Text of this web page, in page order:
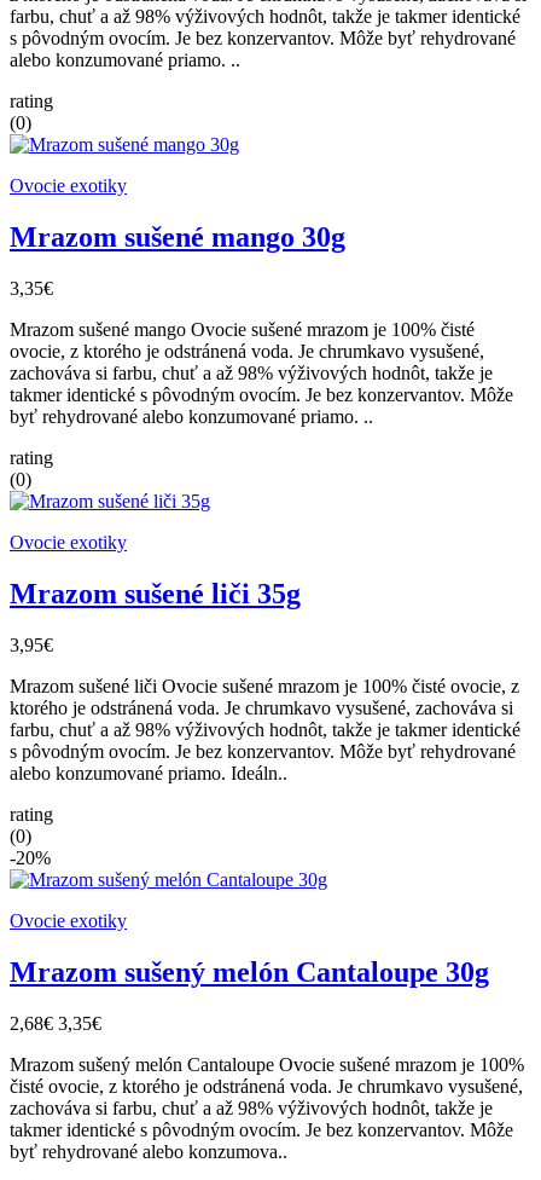
farbu, chuť a až 98% výživových hodnôt, takže je takmer identické
s pôvodným ovocím. Je bez konzervantov. Môže byť rehydrované
alebo konzumované priamo. ..
rating
(0)
Ovocie exotiky
Mrazom sušené mango 30g
3,35€
Mrazom sušené mango Ovocie sušené mrazom je 100% čisté
ovocie, z ktorého je odstránená voda. Je chrumkavo vysušené,
zachováva si farbu, chuť a až 98% výživových hodnôt, takže je
takmer identické s pôvodným ovocím. Je bez konzervantov. Môže
byť rehydrované alebo konzumované priamo. ..
rating
(0)
Ovocie exotiky
Mrazom sušené liči 35g
3,95€
Mrazom sušené liči Ovocie sušené mrazom je 100% čisté ovocie, z
ktorého je odstránená voda. Je chrumkavo vysušené, zachováva si
farbu, chuť a až 98% výživových hodnôt, takže je takmer identické
s pôvodným ovocím. Je bez konzervantov. Môže byť rehydrované
alebo konzumované priamo. Ideáln..
rating
(0)
-20%
Ovocie exotiky
Mrazom sušený melón Cantaloupe 30g
2,68€ 3,35€
Mrazom sušený melón Cantaloupe Ovocie sušené mrazom je 100%
čisté ovocie, z ktorého je odstránená voda. Je chrumkavo vysušené,
zachováva si farbu, chuť a až 98% výživových hodnôt, takže je
takmer identické s pôvodným ovocím. Je bez konzervantov. Môže
byť rehydrované alebo konzumova..